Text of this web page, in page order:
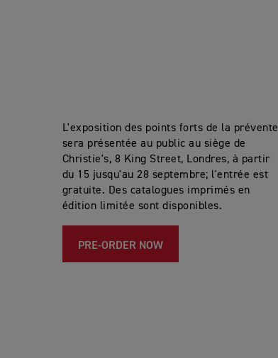
L'exposition des points forts de la prévente
sera présentée au public au siège de
Christie's, 8 King Street, Londres, à partir
du 15 jusqu'au 28 septembre; l'entrée est
gratuite. Des catalogues imprimés en
édition limitée sont disponibles.
PRE-ORDER NOW